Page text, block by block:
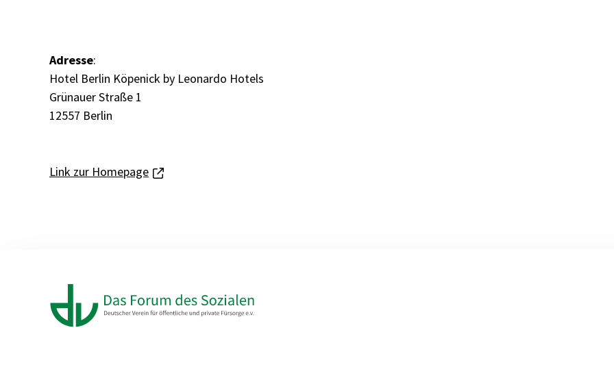
Adresse:
Hotel Berlin Köpenick by Leonardo Hotels
Grünauer Straße 1
12557 Berlin
Link zur Homepage